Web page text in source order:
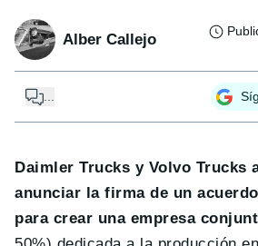
Alber Callejo
...
Daimler Trucks y Volvo Trucks
anunciar la firma de un
para crear una empresa